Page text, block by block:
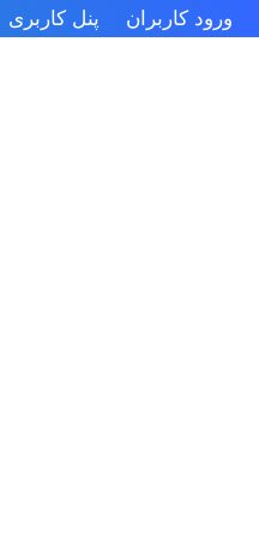
پرشورود کاربران
پنل کاربری